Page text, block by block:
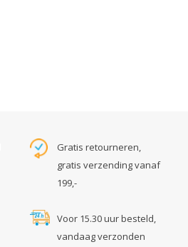
Gratis retourneren,
gratis verzending vanaf
199,-
Voor 15.30 uur besteld,
vandaag verzonden